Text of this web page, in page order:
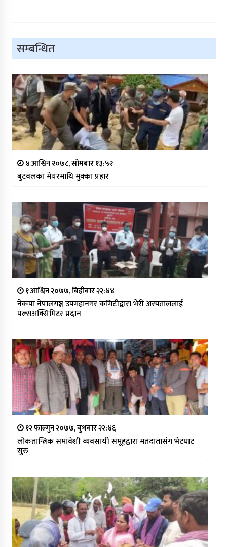
सम्बन्धित
४ आश्विन २०७८, सोमबार १३:५२
बुटवलका मेयरमाथि मुक्का प्रहार
१ आश्विन २०७७, बिहीबार २२:४४
नेकपा नेपालगञ्ज उपमहानगर कमिटीद्वारा भेरी अस्पताललाई
पल्सअक्सिमिटर प्रदान
१२ फाल्गुन २०७७, बुधबार २२:४६
लोकतान्त्रिक समावेशी व्यवसायी समूहद्वारा मतदातासंग भेटघाट
सुरु